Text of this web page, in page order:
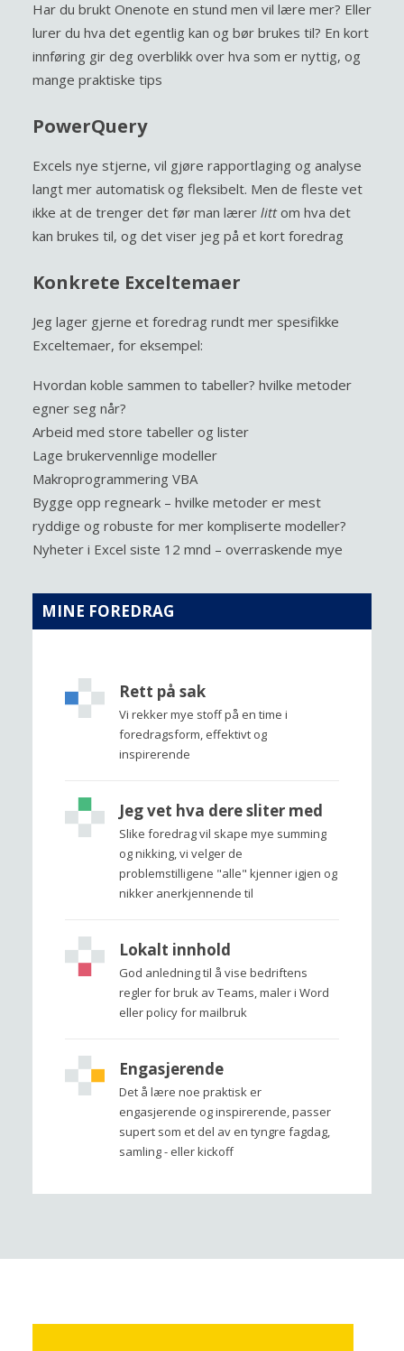
Har du brukt Onenote en stund men vil lære mer? Eller
lurer du hva det egentlig kan og bør brukes til? En kort
innføring gir deg overblikk over hva som er nyttig, og
mange praktiske tips
PowerQuery
Excels nye stjerne, vil gjøre rapportlaging og analyse
langt mer automatisk og fleksibelt. Men de fleste vet
ikke at de trenger det før man lærer littom hva det
kan brukes til, og det viser jeg på et kort foredrag
Konkrete Exceltemaer
Jeg lager gjerne et foredrag rundt mer spesifikke
Exceltemaer, for eksempel:
Hvordan koble sammen to tabeller? hvilke metoder
egner seg når?
Arbeid med store tabeller og lister
Lage brukervennlige modeller
Makroprogrammering VBA
Bygge opp regneark – hvilke metoder er mest
ryddige og robuste for mer kompliserte modeller?
Nyheter i Excel siste 12 mnd – overraskende mye
MINE FOREDRAG
Rett på sak
Vi rekker mye stoff på en time i
foredragsform, effektivt og
inspirerende
Jeg vet hva dere sliter med
Slike foredrag vil skape mye summing
og nikking, vi velger de
problemstilligene "alle" kjenner igjen og
nikker anerkjennende til
Lokalt innhold
God anledning til å vise bedriftens
regler for bruk av Teams, maler i Word
eller policy for mailbruk
Engasjerende
Det å lære noe praktisk er
engasjerende og inspirerende, passer
supert som et del av en tyngre fagdag,
samling - eller kickoff